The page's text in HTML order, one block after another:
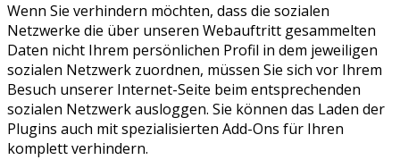
Wenn Sie verhindern möchten, dass die sozialen
Netzwerke die über unseren Webauftritt gesammelten
Daten nicht Ihrem persönlichen Profil in dem jeweiligen
sozialen Netzwerk zuordnen, müssen Sie sich vor Ihrem
Besuch unserer Internet-Seite beim entsprechenden
sozialen Netzwerk ausloggen. Sie können das Laden der
Plugins auch mit spezialisierten Add-Ons für Ihren
komplett verhindern.